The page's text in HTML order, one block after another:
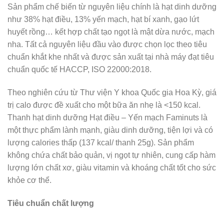
Sản phẩm chế biến từ nguyên liệu chính là hạt dinh dưỡng
như 38% hạt điều, 13% yến mạch, hạt bí xanh, gạo lứt
huyết rồng… kết hợp chất tạo ngọt là mật dừa nước, mạch
nha. Tất cả nguyên liệu đầu vào được chọn lọc theo tiêu
chuẩn khắt khe nhất và được sản xuất tại nhà máy đạt tiêu
chuẩn quốc tế HACCP, ISO 22000:2018.
Theo nghiên cứu từ Thư viện Y khoa Quốc gia Hoa Kỳ, giá
trị calo được đề xuất cho một bữa ăn nhẹ là <150 kcal.
Thanh hạt dinh dưỡng Hạt điều – Yến mạch Faminuts là
một thực phẩm lành mạnh, giàu dinh dưỡng, tiện lợi và có
lượng calories thấp (137 kcal/ thanh 25g). Sản phẩm
không chứa chất bảo quản, vị ngọt tự nhiên, cung cấp hàm
lượng lớn chất xơ, giàu vitamin và khoáng chất tốt cho sức
khỏe cơ thể.
Tiêu chuẩn chất lượng